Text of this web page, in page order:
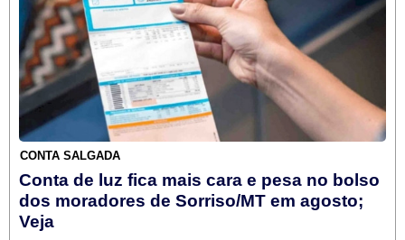
CONTA SALGADA
Conta de luz fica mais cara e pesa no bolso
dos moradores de Sorriso/MT em agosto;
Veja